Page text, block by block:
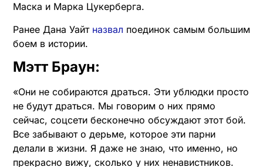
Маска и Марка Цукерберга.
Ранее Дана Уайт назвал поединок самым большим
боем в истории.
Мэтт Браун:
«Они не собираются драться. Эти ублюдки просто
не будут драться. Мы говорим о них прямо
сейчас, соцсети бесконечно обсуждают этот бой.
Все забывают о дерьме, которое эти парни
делали в жизни. Я даже не знаю, что именно, но
прекрасно вижу, сколько у них ненавистников.